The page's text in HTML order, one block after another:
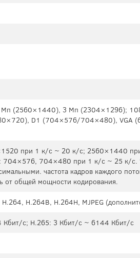
(2560×1440), 3 Мп (2304×1296);
D1 (704×576/704×480), VGA
при 1 к/с ~ 20 к/с; 2560×1440
704×576, 704×480 при 1 к/с ~ 25 к/
частота кадров каждого
от общей мощности кодирования.
H.264B, H.264H, MJPEG
с; H.265: 3 Кбит/с ~ 6144 Кбит/с